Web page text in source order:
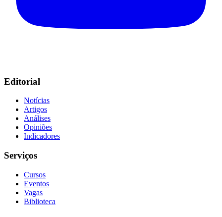
Editorial
Notícias
Artigos
Análises
Opiniões
Indicadores
Serviços
Cursos
Eventos
Vagas
Biblioteca